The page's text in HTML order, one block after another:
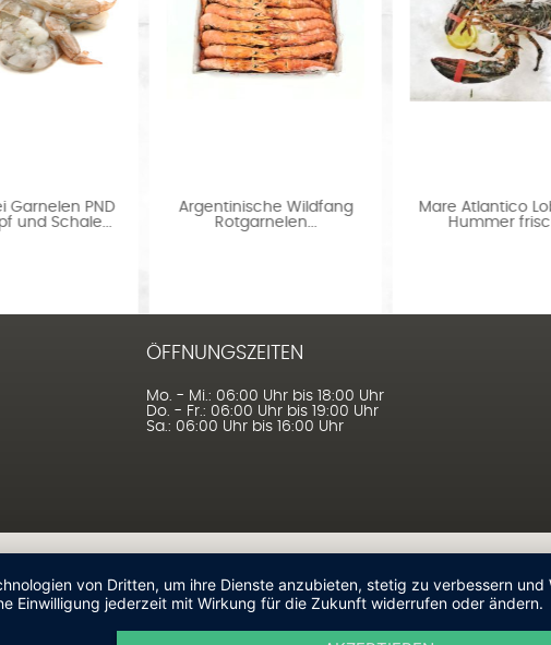
PND
Schale...
Argentinische Wildfang
Rotgarnelen...
Mare Atlantico
Hummer frisch...
ÖFFNUNGSZEITEN
Mo. - Mi.: 06:00 Uhr bis 18:00 Uhr
Do. - Fr.: 06:00 Uhr bis 19:00 Uhr
Sa.: 06:00 Uhr bis 16:00 Uhr
von Dritten, um ihre Dienste anzubieten, stetig zu verbessern
Einwilligung jederzeit mit Wirkung für die Zukunft widerrufen oder ändern.